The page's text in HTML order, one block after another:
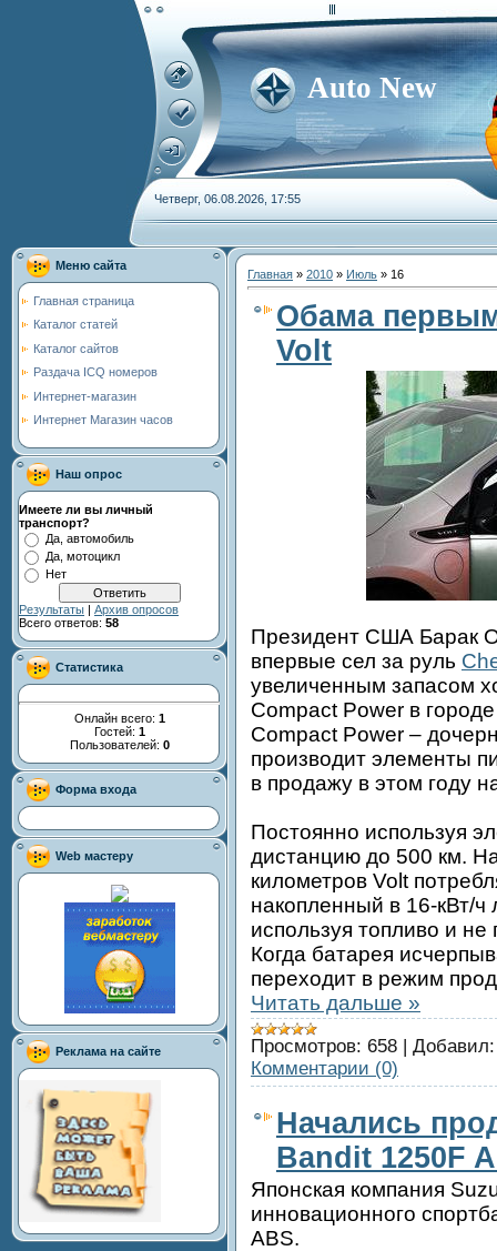
Auto New
Четверг, 06.08.2026, 17:55
Меню сайта
Главная страница
Каталог статей
Каталог сайтов
Раздача ICQ номеров
Интернет-магазин
Интернет Магазин часов
Наш опрос
Имеете ли вы личный
транспорт?
Да, автомобиль
Да, мотоцикл
Нет
Результаты | Архив опросов
Всего ответов: 58
Статистика
Онлайн всего: 1
Гостей: 1
Пользователей: 0
Форма входа
Web мастеру
Реклама на сайте
Главная » 2010 » Июль » 16
Обама
Volt
Президент США Барак
впервые сел за руль
увеличенным запасом
Compact Power в
Compact Power –
производит элементы
в продажу в этом году
Постоянно используя
дистанцию до 500 км.
километров Volt
накопленный в 16-кВт/
используя топливо и
Когда батарея
переходит в режим
Читать дальше »
Просмотров: 658 | Добавил:
Комментарии (0)
Начались
Bandit 1250F
Японская компания
инновационного
ABS.